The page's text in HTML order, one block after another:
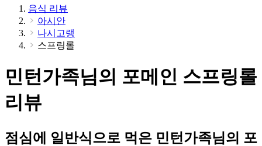
음식 리뷰
아시안
나시고랭
스프링롤
민턴가족님의 포메인 스프링롤
리뷰
점심에 일반식으로 먹은 민턴가족님의 포